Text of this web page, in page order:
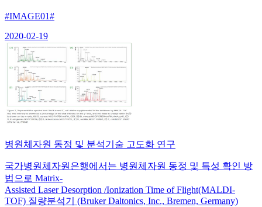
#IMAGE01#
2020-02-19
병원체자원 동정 및 분석기술 고도화 연구
국가병원체자원은행에서는 병원체자원 동정 및 특성 확인 방
법으로 Matrix-
Assisted Laser Desorption /Ionization Time of Flight(MALDI-
TOF) 질량분석기 (Bruker Daltonics, Inc., Bremen, Germany)